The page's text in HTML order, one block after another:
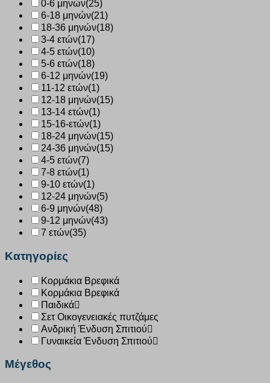
0-6 μηνών(25)
6-18 μηνών(21)
18-36 μηνών(18)
3-4 ετών(17)
4-5 ετών(10)
5-6 ετών(18)
6-12 μηνών(19)
11-12 ετών(1)
12-18 μηνών(15)
13-14 ετών(1)
15-16-ετών(1)
18-24 μηνών(15)
24-36 μηνών(15)
4-5 ετών(7)
7-8 ετών(1)
9-10 ετών(1)
12-24 μηνών(5)
6-9 μηνών(48)
9-12 μηνών(43)
7 ετών(35)
Κατηγορίες
Κορμάκια Βρεφικά
Κορμάκια Βρεφικά
Παιδικά
Σετ Οικογενειακές πυτζάμες
Ανδρική Ένδυση Σπιτιού
Γυναικεία Ένδυση Σπιτιού
Μέγεθος